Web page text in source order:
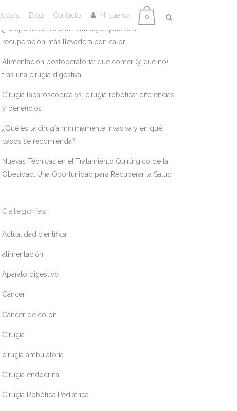
0
Blog Contacto Mi cuenta
¿Te operas en verano? Consejos para una
recuperación más llevadera con calor
Alimentación postoperatoria: qué comer (y qué no)
tras una cirugía digestiva
Cirugía laparoscópica vs. cirugía robótica: diferencias
y beneficios
¿Qué es la cirugía mínimamente invasiva y en qué
casos se recomienda?
Nuevas Técnicas en el Tratamiento Quirúrgico de la
Obesidad: Una Oportunidad para Recuperar la Salud
Categorías
Actualidad científica
alimentación
Aparato digestivo
Cáncer
Cáncer de colon
Cirugía
cirugía ambulatoria
Cirugía endocrina
Cirugía Robótica Pediátrica